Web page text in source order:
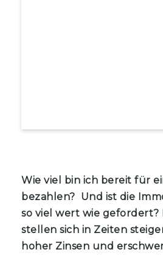
Wie viel bin ich bereit für
bezahlen? Und ist die
so viel wert wie gefordert?
stellen sich in Zeiten
hoher Zinsen und